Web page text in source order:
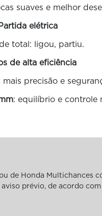
suaves e melhor
elétrica
total: ligou, partiu.
de alta eficiência
mais precisão e
: equilíbrio e controle
de Honda Multichances
prévio, de acordo